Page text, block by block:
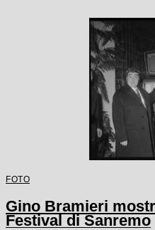
FOTO
Gino Bramieri
Festival di Sanremo